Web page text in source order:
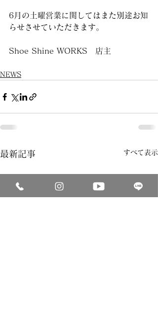
6月の土曜営業に関してはまた別途お知
らせさせていただきます。
Shoe Shine WORKS　店主
NEWS
最新記事 すべて表示